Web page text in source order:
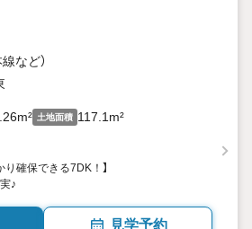
線など）
土地面積 117.1m²
り確保できる7DK！】
♪
見学予約